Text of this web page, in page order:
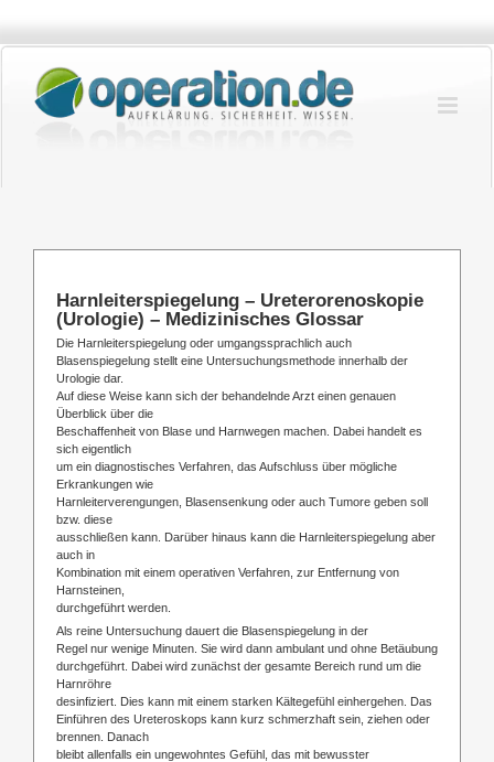
springen
Harnleiterspiegelung – Ureterorenoskopie
(Urologie) – Medizinisches Glossar
Die Harnleiterspiegelung oder umgangssprachlich auch
Blasenspiegelung stellt eine Untersuchungsmethode innerhalb der
Urologie dar.
Auf diese Weise kann sich der behandelnde Arzt einen genauen
Überblick über die
Beschaffenheit von Blase und Harnwegen machen. Dabei handelt es
sich eigentlich
um ein diagnostisches Verfahren, das Aufschluss über mögliche
Erkrankungen wie
Harnleiterverengungen, Blasensenkung oder auch Tumore geben soll
bzw. diese
ausschließen kann. Darüber hinaus kann die Harnleiterspiegelung aber
auch in
Kombination mit einem operativen Verfahren, zur Entfernung von
Harnsteinen,
durchgeführt werden.
Als reine Untersuchung dauert die Blasenspiegelung in der
Regel nur wenige Minuten. Sie wird dann ambulant und ohne Betäubung
durchgeführt. Dabei wird zunächst der gesamte Bereich rund um die
Harnröhre
desinfiziert. Dies kann mit einem starken Kältegefühl einhergehen. Das
Einführen des Ureteroskops kann kurz schmerzhaft sein, ziehen oder
brennen. Danach
bleibt allenfalls ein ungewohntes Gefühl, das mit bewusster